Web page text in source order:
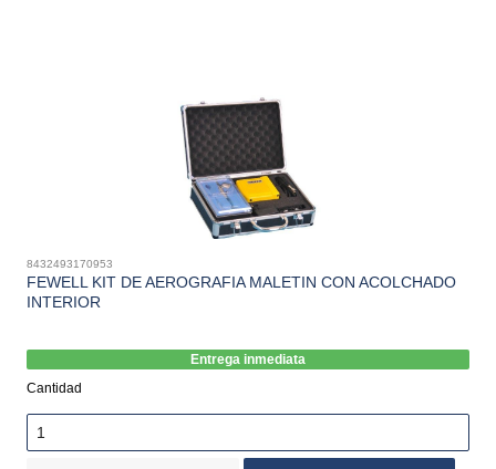
8432493170953
FEWELL KIT DE AEROGRAFIA MALETIN CON ACOLCHADO
INTERIOR
Entrega inmediata
Cantidad